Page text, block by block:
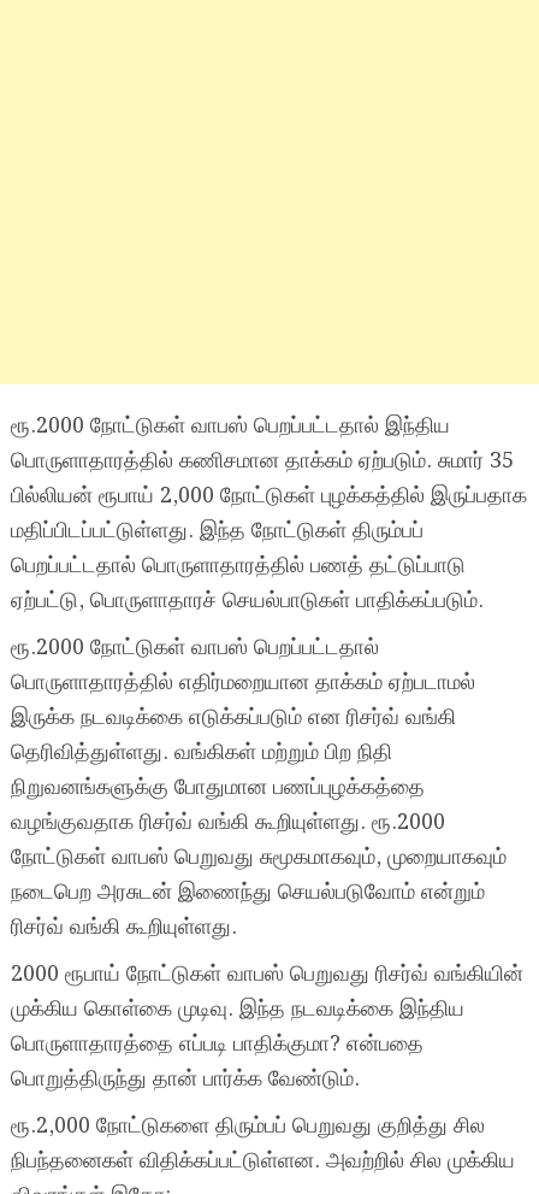
ரூ.2000 நோட்டுகள் வாபஸ் பெறப்பட்டதால் இந்திய
பொருளாதாரத்தில் கணிசமான தாக்கம் ஏற்படும். சுமார் 35
பில்லியன் ரூபாய் 2,000 நோட்டுகள் புழக்கத்தில் இருப்பதாக
மதிப்பிடப்பட்டுள்ளது. இந்த நோட்டுகள் திரும்பப்
பெறப்பட்டதால் பொருளாதாரத்தில் பணத் தட்டுப்பாடு
ஏற்பட்டு, பொருளாதாரச் செயல்பாடுகள் பாதிக்கப்படும்.
ரூ.2000 நோட்டுகள் வாபஸ் பெறப்பட்டதால்
பொருளாதாரத்தில் எதிர்மறையான தாக்கம் ஏற்படாமல்
இருக்க நடவடிக்கை எடுக்கப்படும் என ரிசர்வ் வங்கி
தெரிவித்துள்ளது. வங்கிகள் மற்றும் பிற நிதி
நிறுவனங்களுக்கு போதுமான பணப்புழக்கத்தை
வழங்குவதாக ரிசர்வ் வங்கி கூறியுள்ளது. ரூ.2000
நோட்டுகள் வாபஸ் பெறுவது சுமூகமாகவும், முறையாகவும்
நடைபெற அரசுடன் இணைந்து செயல்படுவோம் என்றும்
ரிசர்வ் வங்கி கூறியுள்ளது.
2000 ரூபாய் நோட்டுகள் வாபஸ் பெறுவது ரிசர்வ் வங்கியின்
முக்கிய கொள்கை முடிவு. இந்த நடவடிக்கை இந்திய
பொருளாதாரத்தை எப்படி பாதிக்குமா? என்பதை
பொறுத்திருந்து தான் பார்க்க வேண்டும்.
ரூ.2,000 நோட்டுகளை திரும்பப் பெறுவது குறித்து சில
நிபந்தனைகள் விதிக்கப்பட்டுள்ளன. அவற்றில் சில முக்கிய